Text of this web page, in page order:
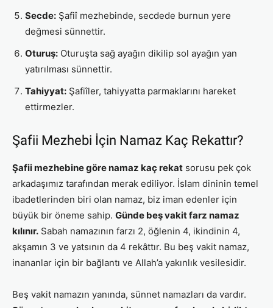
Secde: Şafiî mezhebinde, secdede burnun yere
değmesi sünnettir.
Oturuş: Oturuşta sağ ayağın dikilip sol ayağın yan
yatırılması sünnettir.
Tahiyyat: Şafiîler, tahiyyatta parmaklarını hareket
ettirmezler.
Şafii Mezhebi İçin Namaz Kaç Rekattır?
Şafii mezhebine göre namaz kaç rekat sorusu pek çok
arkadaşımız tarafından merak ediliyor. İslam dininin temel
ibadetlerinden biri olan namaz, biz iman edenler için
büyük bir öneme sahip. Günde beş vakit farz namaz
kılınır. Sabah namazının farzı 2, öğlenin 4, ikindinin 4,
akşamın 3 ve yatsının da 4 rekâttır. Bu beş vakit namaz,
inananlar için bir bağlantı ve Allah’a yakınlık vesilesidir.
Beş vakit namazın yanında, sünnet namazları da vardır.